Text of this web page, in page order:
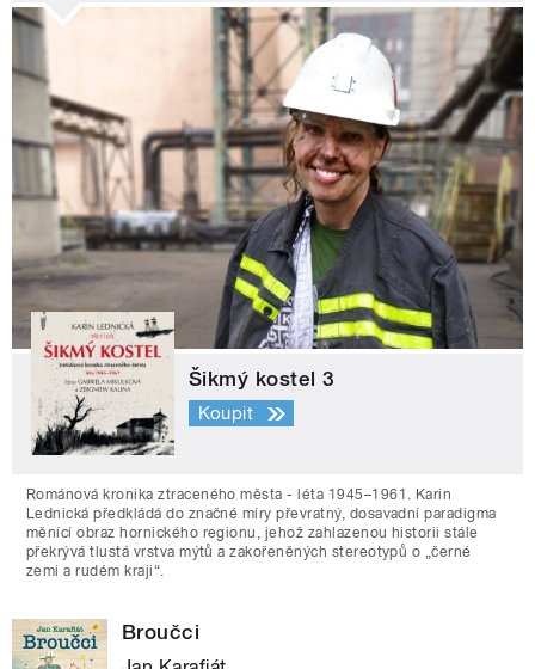
Šikmý kostel 3
Koupit
Románová kronika ztraceného města - léta 1945–1961. Karin
Lednická předkládá do značné míry převratný, dosavadní paradigma
měnící obraz hornického regionu, jehož zahlazenou historii stále
překrývá tlustá vrstva mýtů a zakořeněných stereotypů o „černé
zemi a rudém kraji“.
Broučci